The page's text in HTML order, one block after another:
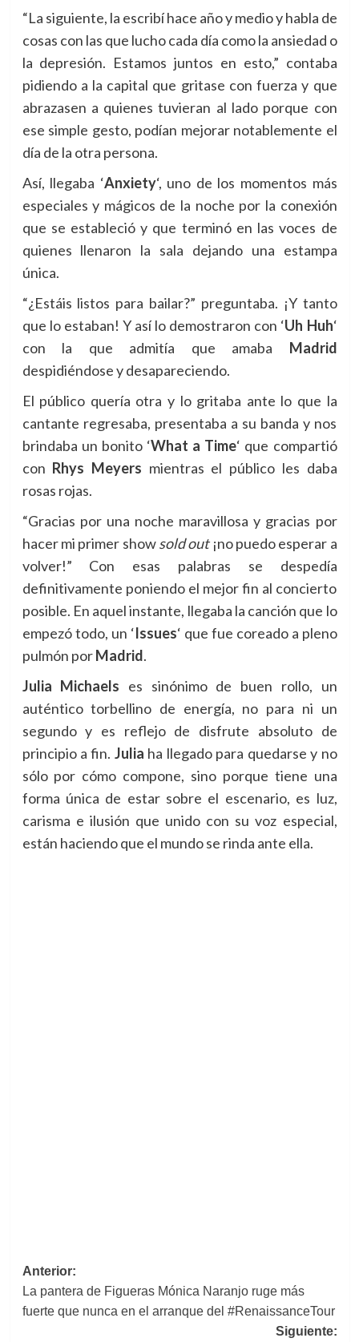
“La siguiente, la escribí hace año y medio y habla de
cosas con las que lucho cada día como la ansiedad o
la depresión. Estamos juntos en esto,” contaba
pidiendo a la capital que gritase con fuerza y que
abrazasen a quienes tuvieran al lado porque con
ese simple gesto, podían mejorar notablemente el
día de la otra persona.
Así, llegaba ‘Anxiety‘, uno de los momentos más
especiales y mágicos de la noche por la conexión
que se estableció y que terminó en las voces de
quienes llenaron la sala dejando una estampa
única.
“¿Estáis listos para bailar?” preguntaba. ¡Y tanto
que lo estaban! Y así lo demostraron con ‘Uh Huh‘
con la que admitía que amaba Madrid
despidiéndose y desapareciendo.
El público quería otra y lo gritaba ante lo que la
cantante regresaba, presentaba a su banda y nos
brindaba un bonito ‘What a Time‘ que compartió
con Rhys Meyers mientras el público les daba
rosas rojas.
“Gracias por una noche maravillosa y gracias por
hacer mi primer showsold out¡no puedo esperar a
volver!” Con esas palabras se despedía
definitivamente poniendo el mejor fin al concierto
posible. En aquel instante, llegaba la canción que lo
empezó todo, un ‘Issues‘ que fue coreado a pleno
pulmón porMadrid.
Julia Michaels es sinónimo de buen rollo, un
auténtico torbellino de energía, no para ni un
segundo y es reflejo de disfrute absoluto de
principio a fin. Julia ha llegado para quedarse y no
sólo por cómo compone, sino porque tiene una
forma única de estar sobre el escenario, es luz,
carisma e ilusión que unido con su voz especial,
están haciendo que el mundo se rinda ante ella.
Navegación
de
entradas
Anterior:
La pantera de Figueras Mónica Naranjo ruge más
fuerte que nunca en el arranque del #RenaissanceTour
Siguiente: